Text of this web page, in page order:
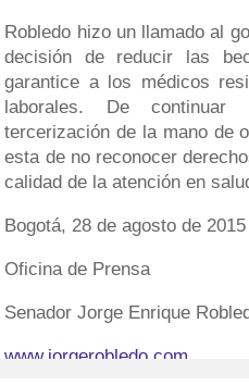
Robledo hizo un llamado al
decisión de reducir las
garantice a los médicos
laborales. De
tercerización de la mano de
esta de no reconocer
calidad de la atención en
Bogotá, 28 de agosto de 2015
Oficina de Prensa
Senador Jorge Enrique
www.jorgerobledo.com